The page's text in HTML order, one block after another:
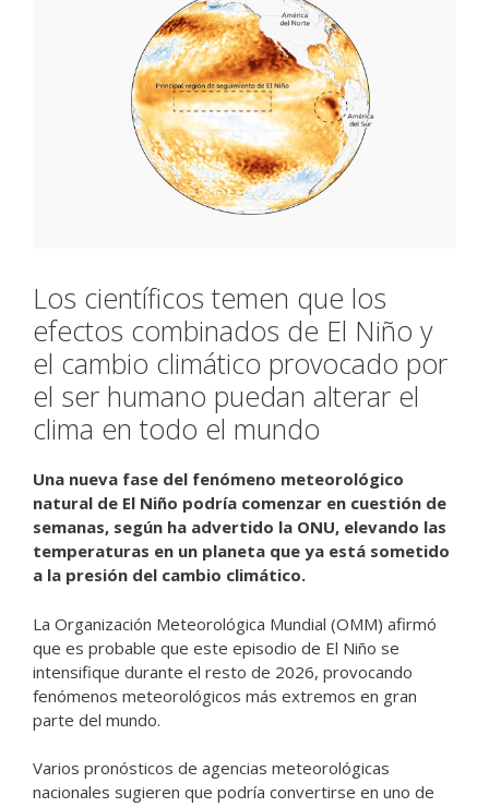
Los científicos temen que los
efectos combinados de El Niño y
el cambio climático provocado por
el ser humano puedan alterar el
clima en todo el mundo
Una nueva fase del fenómeno meteorológico
natural de El Niño podría comenzar en cuestión de
semanas, según ha advertido la ONU, elevando las
temperaturas en un planeta que ya está sometido
a la presión del cambio climático.
La Organización Meteorológica Mundial (OMM) afirmó
que es probable que este episodio de El Niño se
intensifique durante el resto de 2026, provocando
fenómenos meteorológicos más extremos en gran
parte del mundo.
Varios pronósticos de agencias meteorológicas
nacionales sugieren que podría convertirse en uno de